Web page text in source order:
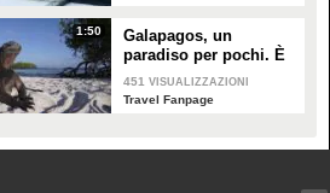
1:50
Galapagos, un
paradiso per pochi. È
guerra al turismo di
massa
451 VISUALIZZAZIONI
Travel Fanpage